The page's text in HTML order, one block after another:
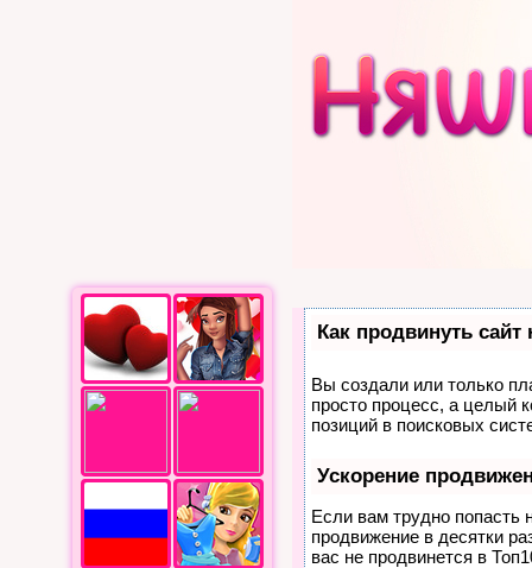
Как продвинуть
Вы создали или только
просто процесс, а целый
позиций в поисковых
Ускорение
Если вам трудно попасть
продвижение в десятки
вас не продвинется в